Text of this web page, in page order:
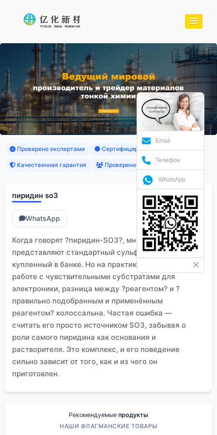
Проверено экспертами Сертифицированные продукты
Качественная гарантия Проверено клиентами
пиридин so3
WhatsApp
Когда говорят ?пиридин-SO3?, многие сразу
представляют стандартный сульфирующий агент,
купленный в банке. Но на практике, особенно при
работе с чувствительными субстратами для
электроники, разница между ?реагентом? и ?
правильно подобранным и применённым
реагентом? колоссальна. Частая ошибка —
считать его просто источником SO3, забывая о
роли самого пиридина как основания и
растворителя. Это комплекс, и его поведение
сильно зависит от того, как и из чего он
приготовлен.
их ограничения
комплекс от крупных поставщиков. Казалось бы,
всё просто: открыл, взвесил, провёл реакцию. Но
Рекомендуемые продукты
НАШИ ФЛАГМАНСКИЕ ТОВАРЫ
Email
Телефон
WhatsApp